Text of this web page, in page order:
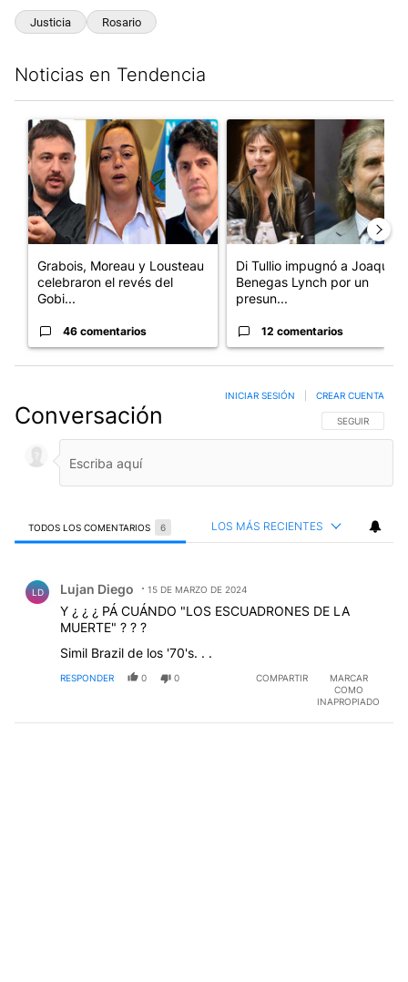
Justicia Rosario
Noticias en Tendencia
Un artículo de tendencia con el título "Grabois, Moreau y
Grabois, Moreau y Lousteau
celebraron el revés del
Gobi...
46 comentarios
Un artículo de tendencia
Di Tullio impugnó a Joaquín
Benegas Lynch por un
presun...
12 comentarios
Conversación SIGA ESTA
SEGUIR
INICIAR SESIÓN CREAR CUENTA
TODOS LOS COMENTARIOS 6 LOS MÁS RECIENTES
LD Lujan Diego 15 DE MARZO DE 2024
Y ¿ ¿ ¿ PÁ CUÁNDO "LOS ESCUADRONES DE LA
MUERTE" ? ? ?
Simil Brazil de los '70's. . .
RESPONDER 0 0 COMPARTIR
MARCAR
COMO
INAPROPIADO